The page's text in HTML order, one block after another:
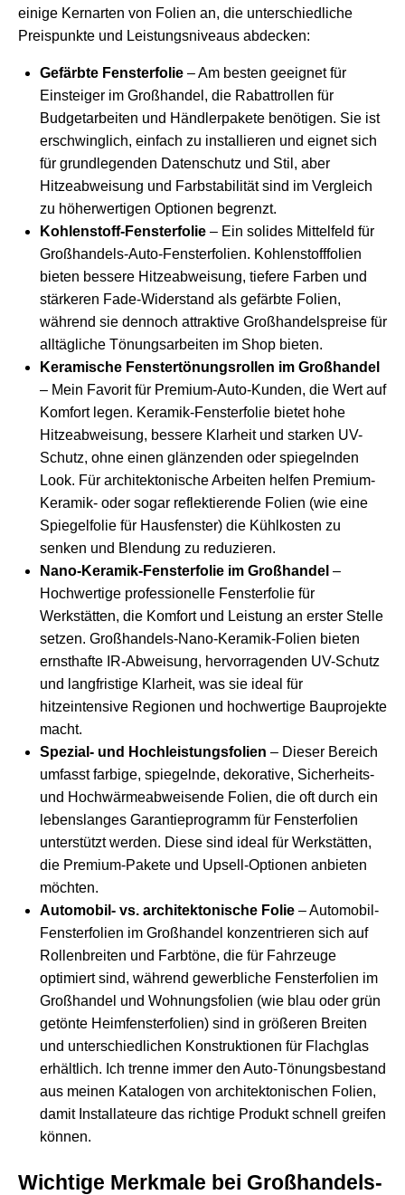
einige Kernarten von Folien an, die unterschiedliche
Preispunkte und Leistungsniveaus abdecken:
Gefärbte Fensterfolie – Am besten geeignet für
Einsteiger im Großhandel, die Rabattrollen für
Budgetarbeiten und Händlerpakete benötigen. Sie ist
erschwinglich, einfach zu installieren und eignet sich
für grundlegenden Datenschutz und Stil, aber
Hitzeabweisung und Farbstabilität sind im Vergleich
zu höherwertigen Optionen begrenzt.
Kohlenstoff-Fensterfolie – Ein solides Mittelfeld für
Großhandels-Auto-Fensterfolien. Kohlenstofffolien
bieten bessere Hitzeabweisung, tiefere Farben und
stärkeren Fade-Widerstand als gefärbte Folien,
während sie dennoch attraktive Großhandelspreise für
alltägliche Tönungsarbeiten im Shop bieten.
Keramische Fenstertönungsrollen im Großhandel
– Mein Favorit für Premium-Auto-Kunden, die Wert auf
Komfort legen. Keramik-Fensterfolie bietet hohe
Hitzeabweisung, bessere Klarheit und starken UV-
Schutz, ohne einen glänzenden oder spiegelnden
Look. Für architektonische Arbeiten helfen Premium-
Keramik- oder sogar reflektierende Folien (wie eine
Spiegelfolie für Hausfenster) die Kühlkosten zu
senken und Blendung zu reduzieren.
Nano-Keramik-Fensterfolie im Großhandel –
Hochwertige professionelle Fensterfolie für
Werkstätten, die Komfort und Leistung an erster Stelle
setzen. Großhandels-Nano-Keramik-Folien bieten
ernsthafte IR-Abweisung, hervorragenden UV-Schutz
und langfristige Klarheit, was sie ideal für
hitzeintensive Regionen und hochwertige Bauprojekte
macht.
Spezial- und Hochleistungsfolien – Dieser Bereich
umfasst farbige, spiegelnde, dekorative, Sicherheits-
und Hochwärmeabweisende Folien, die oft durch ein
lebenslanges Garantieprogramm für Fensterfolien
unterstützt werden. Diese sind ideal für Werkstätten,
die Premium-Pakete und Upsell-Optionen anbieten
möchten.
Automobil- vs. architektonische Folie – Automobil-
Fensterfolien im Großhandel konzentrieren sich auf
Rollenbreiten und Farbtöne, die für Fahrzeuge
optimiert sind, während gewerbliche Fensterfolien im
Großhandel und Wohnungsfolien (wie blau oder grün
getönte Heimfensterfolien) sind in größeren Breiten
und unterschiedlichen Konstruktionen für Flachglas
erhältlich. Ich trenne immer den Auto-Tönungsbestand
aus meinen Katalogen von architektonischen Folien,
damit Installateure das richtige Produkt schnell greifen
können.
Wichtige Merkmale bei Großhandels-